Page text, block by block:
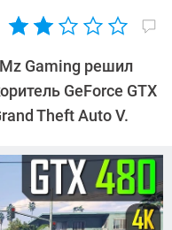
Gaming решил
GeForce GTX
Theft Auto V.